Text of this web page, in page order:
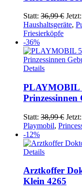
Statt: 36,99€
Preis
Jetzt:
Haushaltsgeräte,
Friesierköpfe
-36%
Details
PLAYMOBIL
Prinzessinnen
Statt: 38,99€
Preis
Jetzt:
Playmobil,
-12%
Details
Arztkoffer
Klein 4265